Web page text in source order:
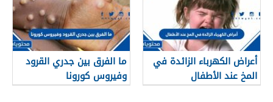
أعراض الكهرباء الزائدة في
المخ عند الأطفال
ما الفرق بين جدري القرود
وفيروس كورونا